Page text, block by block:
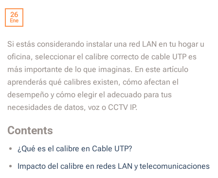
26
Ene
Si estás considerando instalar una red LAN en tu hogar u
oficina, seleccionar el calibre correcto de cable UTP es
más importante de lo que imaginas. En este artículo
aprenderás qué calibres existen, cómo afectan el
desempeño y cómo elegir el adecuado para tus
necesidades de datos, voz o CCTV IP.
Contents
¿Qué es el calibre en Cable UTP?
Impacto del calibre en redes LAN y telecomunicaciones